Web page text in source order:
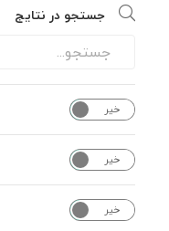
جستجو در نتایج
خیر
خیر
خیر